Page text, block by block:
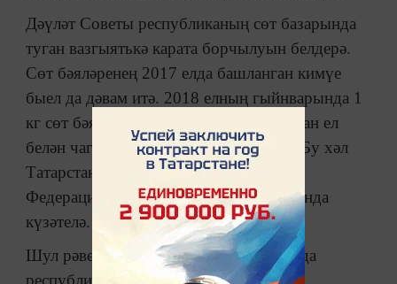
Дәүләт Советы республиканың сөт базарында
туган вазгыятькә карата борчылуын белдерә.
Сөт бәяләренең 2017 елда башланган кимүе
быел да дәвам итә. 2018 елның гыйнварында 1
кг сөт бәясе 22 сумга кадәр төште. Узган ел
белән чагыштырганда, аерма 6-8 сум. Бу хәл
Татарстанда гына түгел, Россия
Федерациясенең күп кенә субъектларында
күзәтелә.
Шул рәвешле, 2018 елның гыйнварында
республика авыл хуҗалыгы